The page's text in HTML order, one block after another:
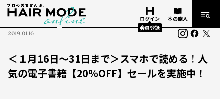
ログイン
会員登録
本の購入
2019.01.16
＜１月16日～31日まで＞スマホで読める！人
気の電子書籍【20％OFF】セールを実施中！